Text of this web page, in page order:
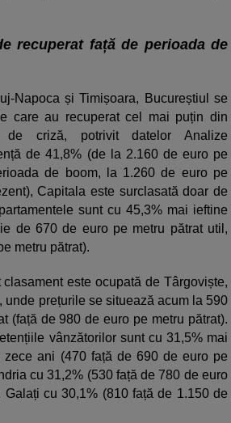
recuperat față de perioada de
Napoca și Timișoara, Bucureștiul se
care au recuperat cel mai puțin din
de criză, potrivit datelor Analize
de 41,8% (de la 2.160 de euro pe
de boom, la 1.260 de euro pe
Capitala este surclasată doar de
sunt cu 45,3% mai ieftine
de 670 de euro pe metru pătrat util,
metru pătrat).
este ocupată de Târgoviște,
unde prețurile se situează acum la 590
(față de 980 de euro pe metru pătrat).
vânzătorilor sunt cu 31,5% mai
ani (470 față de 690 de euro pe
cu 31,2% (530 față de 780 de euro
Galați cu 30,1% (810 față de 1.150 de